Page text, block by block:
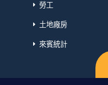
勞工
土地廠房
來賓統計